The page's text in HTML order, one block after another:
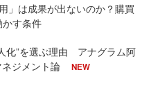
」は成果が出ないのか？購買
す条件
化”を選ぶ理由 アナグラム阿
ジメント論
NEW